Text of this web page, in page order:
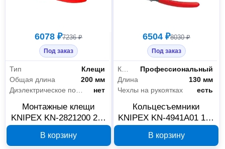
6078 ₽7236 ₽
Под заказ
Тип
Клещи
Общая длина
200 мм
нет
Монтажные клещи
KNIPEX KN-2821200 200
В корзину
6504 ₽8030 ₽
Под заказ
Класс товара
Профессиональный
Длина
130 мм
Чехлы на рукоятках
есть
Кольцесъемники
KNIPEX KN-4941A01 130
В корзину